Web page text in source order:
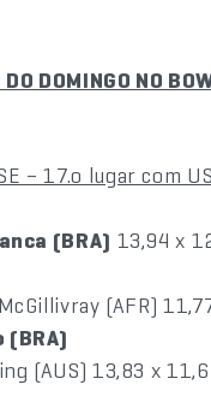
DOMINGO NO
– 17.o lugar com
(BRA) 13,94 x
(AFR)
(BRA)
(AUS) 13,83 x